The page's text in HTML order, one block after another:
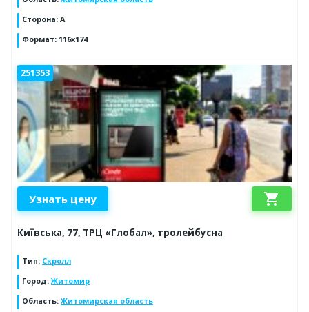
Сторона: А
Формат: 116х174
251353
Узнать цену shopping_cart
Київська, 77, ТРЦ «Глобал», тролейбусна
Тип: Скролл
Город: Житомир
Область: Житомирская область